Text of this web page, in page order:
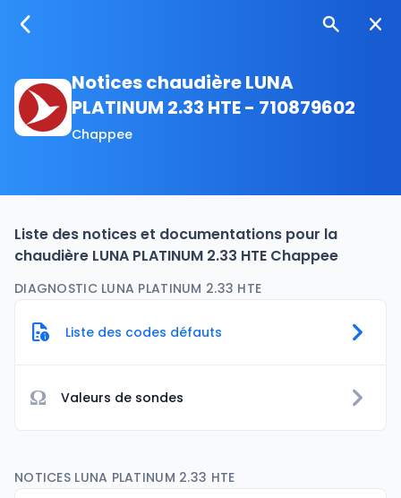
Notices chaudière LUNA
PLATINUM 2.33 HTE - 710879602
Chappee
Liste des notices et documentations pour la
chaudière LUNA PLATINUM 2.33 HTE Chappee
DIAGNOSTIC LUNA PLATINUM 2.33 HTE
Liste des codes défauts
Ω Valeurs de sondes
NOTICES LUNA PLATINUM 2.33 HTE